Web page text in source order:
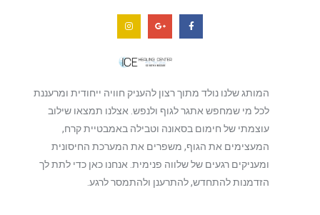
המותג שלנו נולד מתוך רצון להעניק חוויה ייחודית ומרעננת
לכל מי שמחפש אתגר לגוף ולנפש. אצלנו תמצאו שילוב
עוצמתי של חימום בסאונה וטבילה באמבטיית קרח,
המעצימים את הגוף, משפרים את המערכת החיסונית
ומעניקים רגעים של שלווה פנימית. אנחנו כאן כדי לתת לך
הזדמנות להתחדש, להתרענן ולהתמסר לרגע.